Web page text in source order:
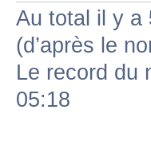
Au total il y a
(d’après le
Le record du
05:18